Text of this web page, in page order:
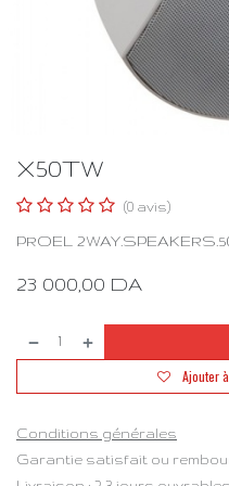
X50TW
(0 avis)
PROEL
23 000,00 DA
Ajouter
Conditions générales
Garantie satisfait ou